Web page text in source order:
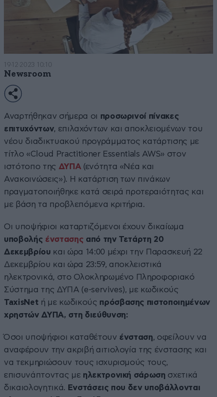
19·12·2023 10:10
Newsroom
Αναρτήθηκαν σήμερα οι προσωρινοί πίνακες
επιτυχόντων, επιλαχόντων και αποκλειομένων του
νέου διαδικτυακού προγράμματος κατάρτισης με
τίτλο «Cloud Practitioner Essentials AWS» στον
ιστότοπο της ΔΥΠΑ (ενότητα «Νέα και
Ανακοινώσεις»). Η κατάρτιση των πινάκων
πραγματοποιήθηκε κατά σειρά προτεραιότητας και
με βάση τα προβλεπόμενα κριτήρια.
Οι υποψήφιοι καταρτιζόμενοι έχουν δικαίωμα
υποβολής ένστασης από την Τετάρτη 20
Δεκεμβρίου και ώρα 14:00 μέχρι την Παρασκευή 22
Δεκεμβρίου και ώρα 23:59, αποκλειστικά
ηλεκτρονικά, στο Ολοκληρωμένο Πληροφοριακό
Σύστημα της ΔΥΠΑ (e-servives), με κωδικούς
TaxisNet ή με κωδικούς πρόσβασης πιστοποιημένων
χρηστών ΔΥΠΑ, στη διεύθυνση:
Όσοι υποψήφιοι καταθέτουν ένσταση, οφείλουν να
αναφέρουν την ακριβή αιτιολογία της ένστασης και
να τεκμηριώσουν τους ισχυρισμούς τους,
επισυνάπτοντας με ηλεκτρονική σάρωση σχετικά
δικαιολογητικά. Ενστάσεις που δεν υποβάλλονται